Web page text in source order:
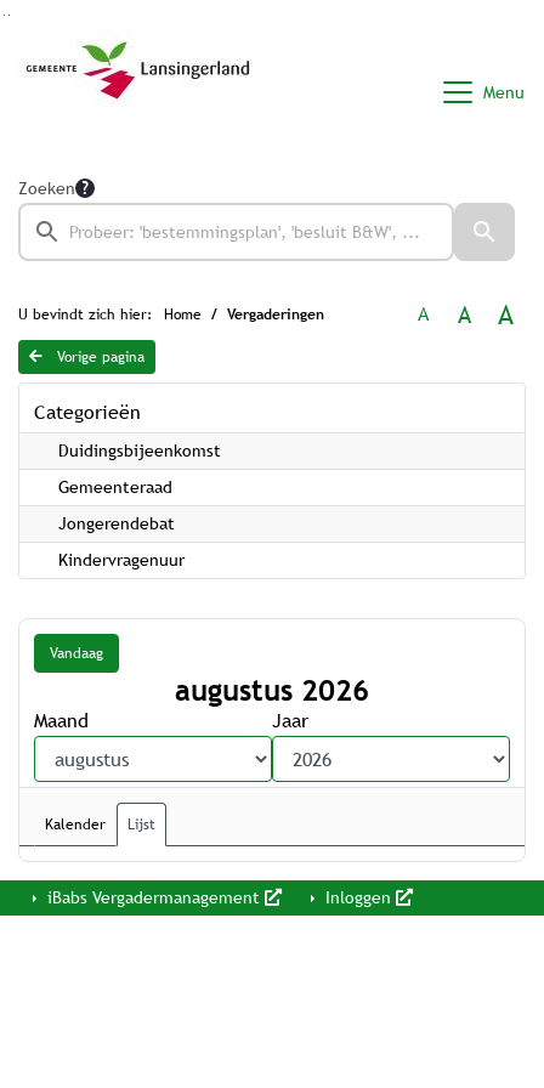
Menu
Zoeken
U bevindt zich hier: Home Vergaderingen A A A
Vorige pagina
Categorieën
Duidingsbijeenkomst
Gemeenteraad
Jongerendebat
Kindervragenuur
Vandaag
augustus 2026
Maand Jaar
Kalender Lijst
iBabs Vergadermanagement Inloggen